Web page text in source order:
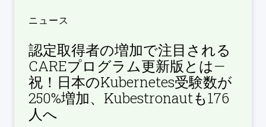
ニュース
認定取得者の増加で注目される
CAREプログラム更新版とは—
祝！日本のKubernetes受験数が
250%増加、Kubestronautも176
人へ